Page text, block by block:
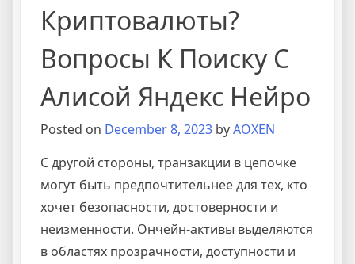
Криптовалюты?
Вопросы К Поиску С
Алисой Яндекс Нейро
Posted on December 8, 2023 byAOXEN
С другой стороны, транзакции в цепочке
могут быть предпочтительнее для тех, кто
хочет безопасности, достоверности и
неизменности. Ончейн-активы выделяются
в областях прозрачности, доступности и